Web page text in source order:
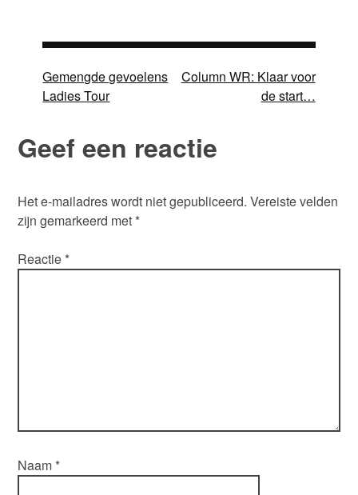
Bericht
navigatie
Gemengde gevoelens
Ladies Tour
Column WR: Klaar voor
de start…
Geef een reactie
Het e-mailadres wordt niet gepubliceerd. Vereiste velden
zijn gemarkeerd met *
Reactie *
Naam *